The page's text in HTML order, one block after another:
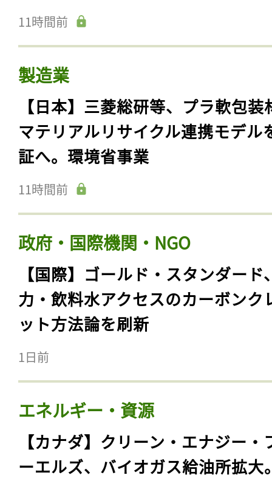
11時間前
製造業
【日本】三菱総研等、プラ軟包装
マテリアルリサイクル連携モデル
証へ。環境省事業
11時間前
政府・国際機関・NGO
【国際】ゴールド・スタンダード
力・飲料水アクセスのカーボンク
ット方法論を刷新
1日前
エネルギー・資源
【カナダ】クリーン・エナジー・
ーエルズ、バイオガス給油所拡大